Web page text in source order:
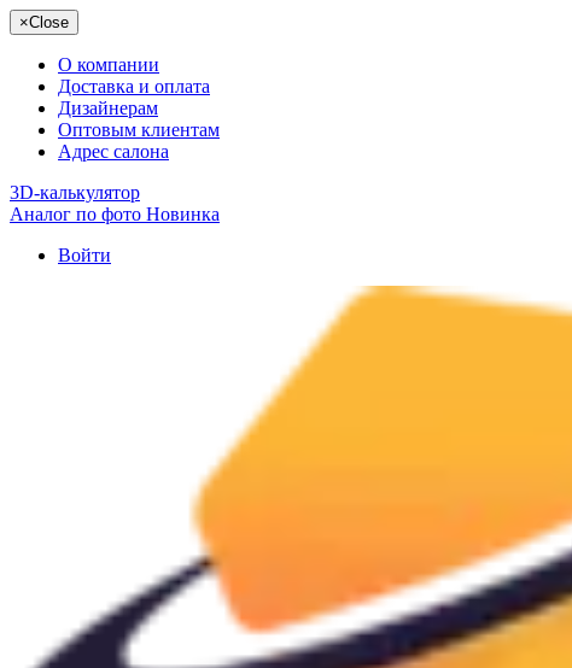
×Close
О компании
Доставка и оплата
Дизайнерам
Оптовым клиентам
Адрес салона
3D-калькулятор
Аналог по фото Новинка
Войти